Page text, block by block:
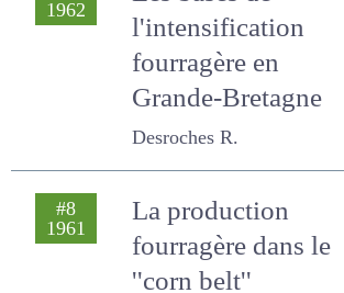
Desroches R.
Les bases de
l'intensification
fourragère en
Grande-Bretagne
Desroches R.